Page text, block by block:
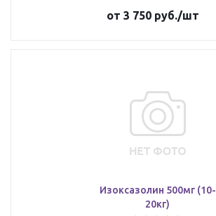
от 3 750 руб./шт
Изоксазолин 500мг (10-
20кг)